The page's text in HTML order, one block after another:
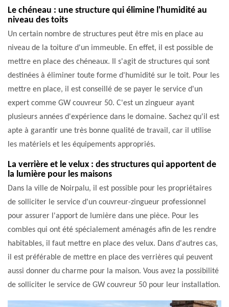
Le chéneau : une structure qui élimine l'humidité au
niveau des toits
Un certain nombre de structures peut être mis en place au
niveau de la toiture d'un immeuble. En effet, il est possible de
mettre en place des chéneaux. Il s'agit de structures qui sont
destinées à éliminer toute forme d'humidité sur le toit. Pour les
mettre en place, il est conseillé de se payer le service d'un
expert comme GW couvreur 50. C'est un zingueur ayant
plusieurs années d'expérience dans le domaine. Sachez qu'il est
apte à garantir une très bonne qualité de travail, car il utilise
les matériels et les équipements appropriés.
La verrière et le velux : des structures qui apportent de
la lumière pour les maisons
Dans la ville de Noirpalu, il est possible pour les propriétaires
de solliciter le service d'un couvreur-zingueur professionnel
pour assurer l'apport de lumière dans une pièce. Pour les
combles qui ont été spécialement aménagés afin de les rendre
habitables, il faut mettre en place des velux. Dans d'autres cas,
il est préférable de mettre en place des verrières qui peuvent
aussi donner du charme pour la maison. Vous avez la possibilité
de solliciter le service de GW couvreur 50 pour leur installation.